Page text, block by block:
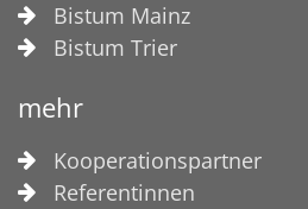
Bistum Mainz
Bistum Trier
mehr
Kooperationspartner
Referentinnen